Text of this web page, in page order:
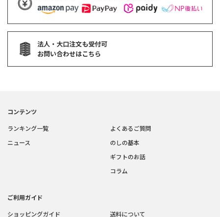
法人・大口注文も受付可
お問い合わせはこちら
コンテンツ
ランキング一覧
ニュース
よくあるご質問
のしの基本
ギフトのお話
コラム
ご利用ガイド
ショッピングガイド
送料について